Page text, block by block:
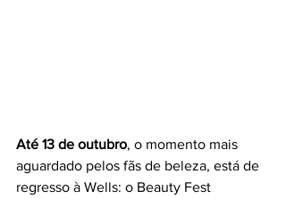
Até 13 de outubro, o momento mais
aguardado pelos fãs de beleza, está de
regresso à Wells: o Beauty Fest